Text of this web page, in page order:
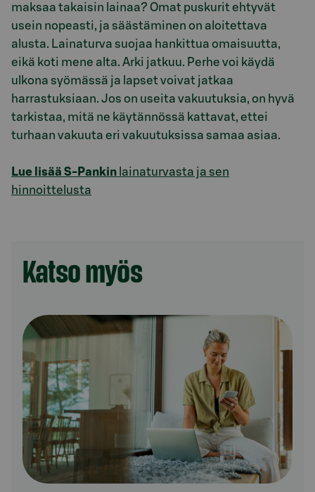
maksaa takaisin lainaa? Omat puskurit ehtyvät
usein nopeasti, ja säästäminen on aloitettava
alusta. Lainaturva suojaa hankittua omaisuutta,
eikä koti mene alta. Arki jatkuu. Perhe voi käydä
ulkona syömässä ja lapset voivat jatkaa
harrastuksiaan. Jos on useita vakuutuksia, on hyvä
tarkistaa, mitä ne käytännössä kattavat, ettei
turhaan vakuuta eri vakuutuksissa samaa asiaa.
Lue lisää S-Pankin lainaturvasta ja sen
hinnoittelusta
Katso myös